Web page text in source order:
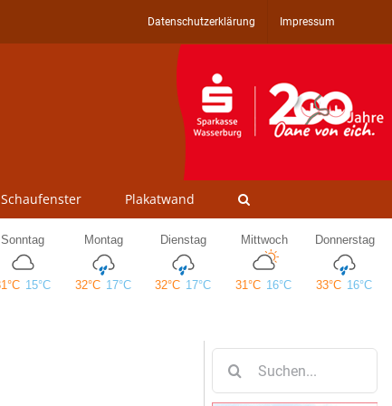
Datenschutzerklärung Impressum
Schaufenster Plakatwand
nach: